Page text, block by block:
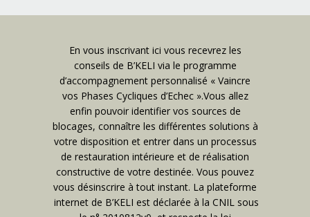
En vous inscrivant ici vous recevrez les
conseils de B’KELI via le programme
d’accompagnement personnalisé « Vaincre
vos Phases Cycliques d’Echec ».Vous allez
enfin pouvoir identifier vos sources de
blocages, connaître les différentes solutions à
votre disposition et entrer dans un processus
de restauration intérieure et de réalisation
constructive de votre destinée. Vous pouvez
vous désinscrire à tout instant. La plateforme
internet de B’KELI est déclarée à la CNIL sous